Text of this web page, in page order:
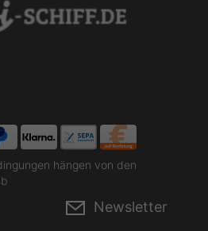
hängen von den
Newsletter